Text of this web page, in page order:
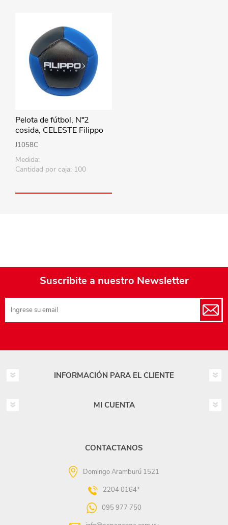
Pelota de fútbol, Nº2
cosida, CELESTE Filippo
J1058C
Medida:
Cantidad por caja: 100
Suscribite a nuestro Newsletter
INFORMACIÓN PARA EL CLIENTE
MI CUENTA
CONTACTANOS
Domingo Aramburú 1521
2204 0164*
095 977 750